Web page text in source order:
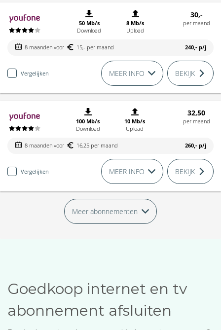
50 Mb/s
Download
8 Mb/s
Upload
30,-
per maand
8 maanden voor 15,- per maand 240,- p/j
Vergelijken MEER INFO BEKIJK
100 Mb/s
Download
10 Mb/s
Upload
32,50
per maand
8 maanden voor 16,25 per maand 260,- p/j
Vergelijken MEER INFO BEKIJK
Meer abonnementen
Goedkoop internet en tv
abonnement afsluiten